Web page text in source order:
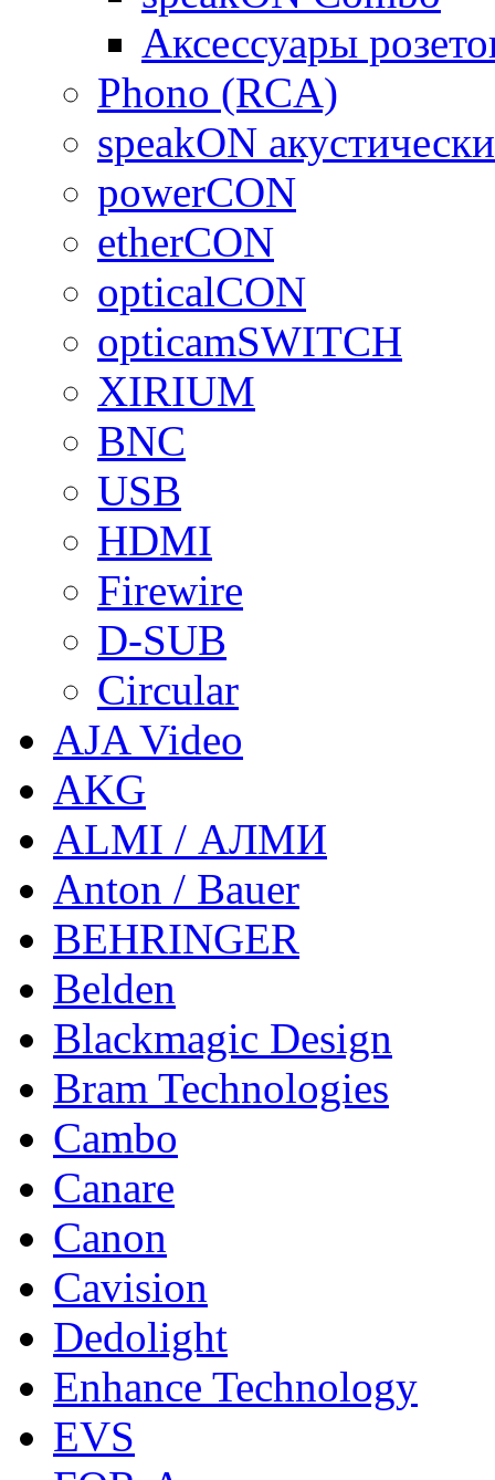
Аксессуары
Phono (RCA)
speakON
powerCON
etherCON
opticalCON
opticamSWITCH
XIRIUM
BNC
USB
HDMI
Firewire
D-SUB
Circular
AJA Video
AKG
ALMI / АЛМИ
Anton / Bauer
BEHRINGER
Belden
Blackmagic Design
Bram Technologies
Cambo
Canare
Canon
Cavision
Dedolight
Enhance Technology
EVS